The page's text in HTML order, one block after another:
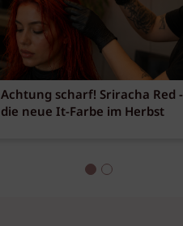
Achtung scharf! Sriracha Red -
die neue It-Farbe im Herbst